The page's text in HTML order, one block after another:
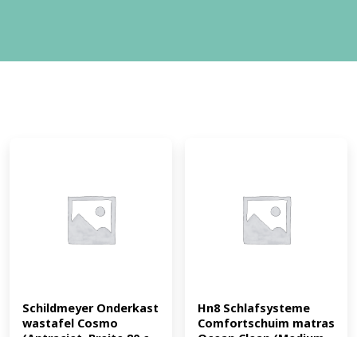
Schildmeyer Onderkast
wastafel Cosmo
Hn8 Schlafsysteme
Comfortschuim matras